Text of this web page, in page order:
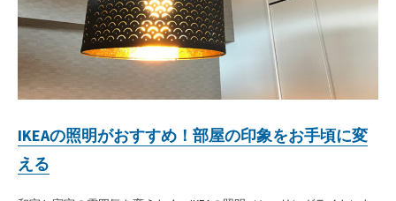
IKEAの照明がおすすめ！部屋の印象をお手頃に変
える